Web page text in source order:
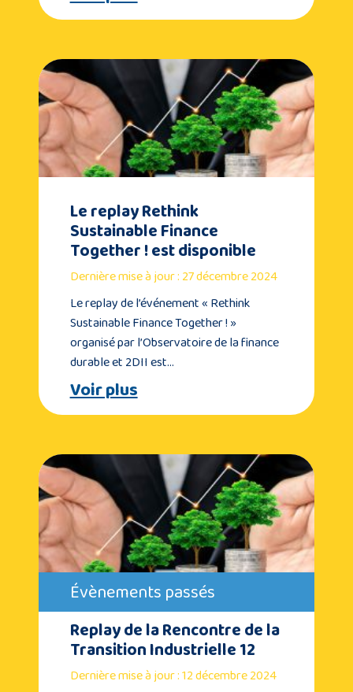
Le replay Rethink
Sustainable Finance
Together ! est disponible
Dernière mise à jour : 27 décembre 2024
Le replay de l’événement « Rethink
Sustainable Finance Together ! »
organisé par l’Observatoire de la finance
durable et 2DII est…
Voir plus
Évènements passés
Replay de la Rencontre de la
Transition Industrielle 12
Dernière mise à jour : 12 décembre 2024